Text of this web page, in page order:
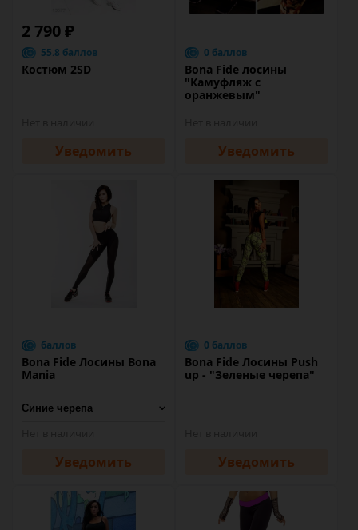
2 790 ₽
55.8 баллов
Костюм 2SD
Уведомить
0 баллов
Bona Fide лосины
"Камуфляж с
оранжевым"
Уведомить
баллов
Bona Fide Лосины Bona
Mania
Уведомить
0 баллов
Bona Fide Лосины Push
up - "Зеленые черепа"
Уведомить